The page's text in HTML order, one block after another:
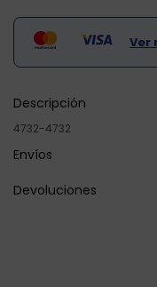
Ver
Descripción
4732-4732
Envíos
Devoluciones